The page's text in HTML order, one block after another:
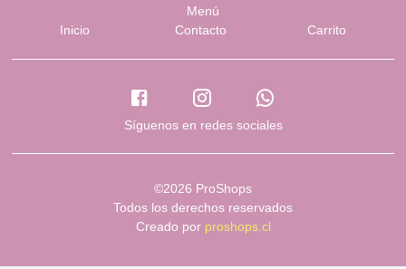
Menú
Inicio
Contacto Carrito
Síguenos en redes sociales
©2026 ProShops
Todos los derechos reservados
Creado por proshops.cl